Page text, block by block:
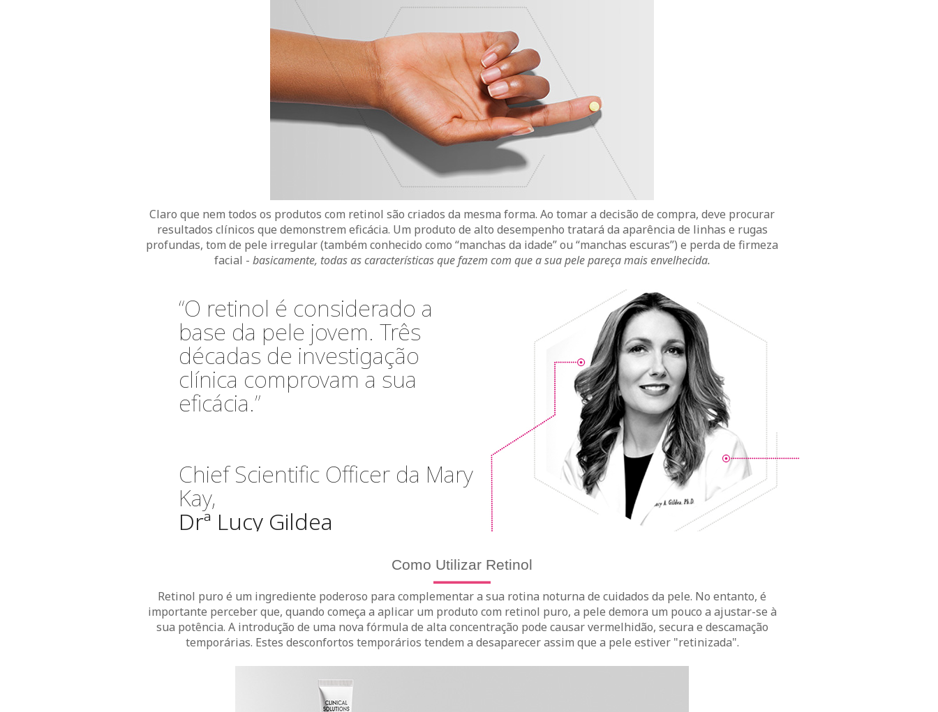
Claro que nem todos os produtos com retinol são criados da mesma forma. Ao tomar a decisão de compra, deve procurar
resultados clínicos que demonstrem eficácia. Um produto de alto desempenho tratará da aparência de linhas e rugas
profundas, tom de pele irregular (também conhecido como “manchas da idade” ou “manchas escuras”) e perda de firmeza
facial - basicamente, todas as características que fazem com que a sua pele pareça mais envelhecida.
“O retinol é considerado a
base da pele jovem. Três
décadas de investigação
clínica comprovam a sua
eficácia.”
Chief Scientific Officer da Mary
Kay,
Drª Lucy Gildea
Como Utilizar Retinol
Retinol puro é um ingrediente poderoso para complementar a sua rotina noturna de cuidados da pele. No entanto, é
importante perceber que, quando começa a aplicar um produto com retinol puro, a pele demora um pouco a ajustar-se à
sua potência. A introdução de uma nova fórmula de alta concentração pode causar vermelhidão, secura e descamação
temporárias. Estes desconfortos temporários tendem a desaparecer assim que a pele estiver "retinizada".